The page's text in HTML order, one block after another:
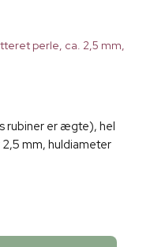
perle, ca. 2,5 mm,
rubiner er ægte), hel
mm, huldiameter